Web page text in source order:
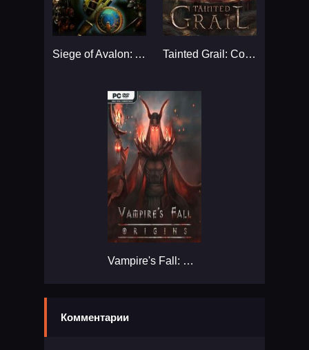
Siege of Avalon: Anthology... Tainted Grail: Conquest...
Vampire's Fall: Origins...
Комментарии